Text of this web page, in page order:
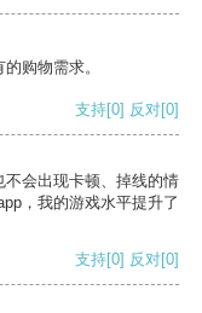
购物需求。
支持[0] 反对[0]
会出现卡顿、掉线的情
，我的游戏水平提升了
支持[0] 反对[0]